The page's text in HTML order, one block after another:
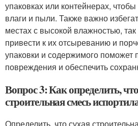
упаковках или контейнерах,
влаги и пыли. Также важно
местах с высокой влажностью, так
привести к их отсыреванию и
упаковки и содержимого поможет
повреждения и обеспечить
Вопрос 3: Как определить,
строительная смесь